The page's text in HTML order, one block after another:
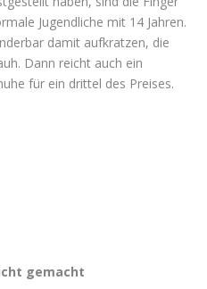
Jugendliche mit 14 Jahren.
damit aufkratzen, die
Dann reicht auch ein
für ein drittel des Preises.
gemacht